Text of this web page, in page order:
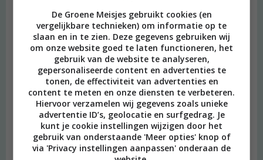
De Groene Meisjes gebruikt cookies (en
vergelijkbare technieken) om informatie op te
slaan en in te zien. Deze gegevens gebruiken wij
om onze website goed te laten functioneren, het
gebruik van de website te analyseren,
gepersonaliseerde content en advertenties te
tonen, de effectiviteit van advertenties en
content te meten en onze diensten te verbeteren.
Hiervoor verzamelen wij gegevens zoals unieke
advertentie ID’s, geolocatie en surfgedrag. Je
kunt je cookie instellingen wijzigen door het
gebruik van onderstaande 'Meer opties' knop of
via 'Privacy instellingen aanpassen' onderaan de